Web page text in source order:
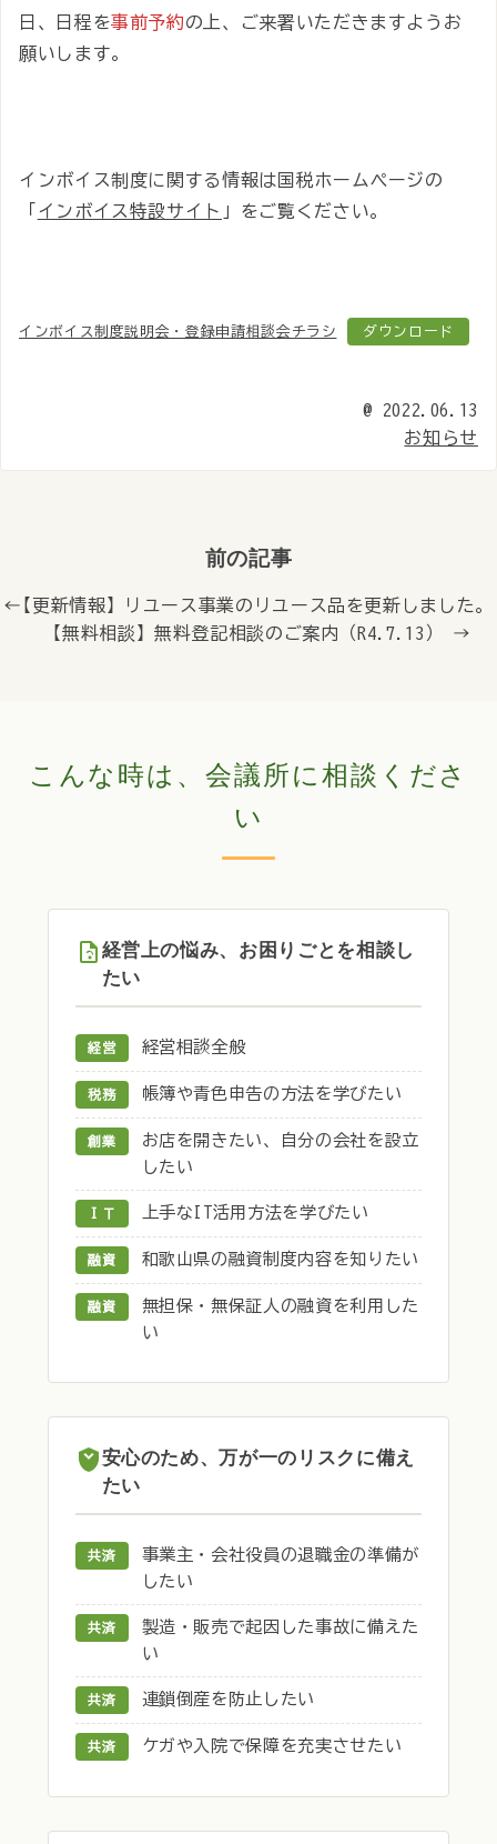
日、日程を事前予約の上、ご来署いただきますようお
願いします。
インボイス制度に関する情報は国税ホームぺージの
インボイス特設サイト 」をご覧ください。
インボイス制度説明会・登録申請相談会チラシ ダウンロード
@ 2022.06.13
お知らせ
前の記事
← 【更新情報】リユース事業のリユース品を更新しました。
【無料相談】無料登記相談のご案内（R4.7.13） →
こんな時は、会議所に相談くださ
い
経営上の悩み、お困りごとを相談し
たい
経営 経営相談全般
税務 帳簿や青色申告の方法を学びたい
創業
お店を開きたい、自分の会社を設立
したい
ＩＴ 上手なIT活用方法を学びたい
融資 和歌山県の融資制度内容を知りたい
融資
無担保・無保証人の融資を利用した
い
安心のため、万が一のリスクに備え
たい
共済
事業主・会社役員の退職金の準備が
したい
共済
製造・販売で起因した事故に備えた
い
共済 連鎖倒産を防止したい
共済 ケガや入院で保障を充実させたい